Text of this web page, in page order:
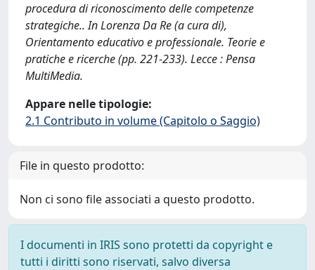
procedura di riconoscimento delle competenze
strategiche.. In Lorenza Da Re (a cura di),
Orientamento educativo e professionale. Teorie e
pratiche e ricerche (pp. 221-233). Lecce : Pensa
MultiMedia.
Appare nelle tipologie:
2.1 Contributo in volume (Capitolo o Saggio)
File in questo prodotto:
Non ci sono file associati a questo prodotto.
I documenti in IRIS sono protetti da copyright e
tutti i diritti sono riservati, salvo diversa